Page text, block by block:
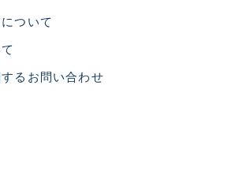
ついて
るお問い合わせ